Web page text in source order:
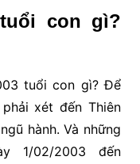
con gì?
tuổi con gì? Để
xét đến Thiên
hành. Và những
1/02/2003 đến